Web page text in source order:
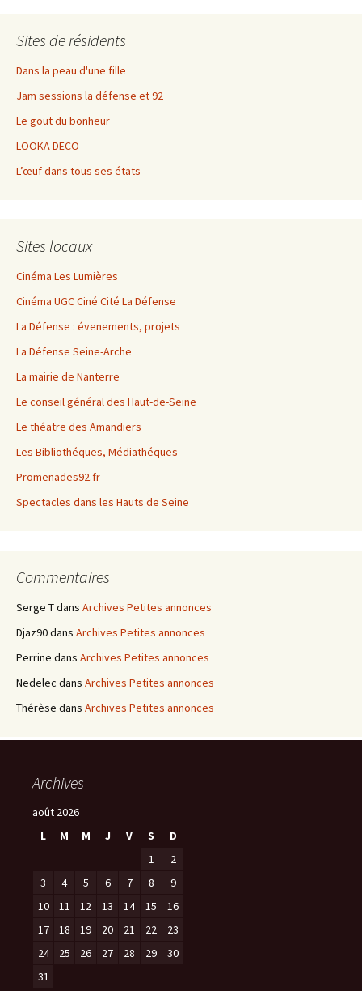
Sites de résidents
Dans la peau d'une fille
Jam sessions la défense et 92
Le gout du bonheur
LOOKA DECO
L’œuf dans tous ses états
Sites locaux
Cinéma Les Lumières
Cinéma UGC Ciné Cité La Défense
La Défense : évenements, projets
La Défense Seine-Arche
La mairie de Nanterre
Le conseil général des Haut-de-Seine
Le théatre des Amandiers
Les Bibliothéques, Médiathéques
Promenades92.fr
Spectacles dans les Hauts de Seine
Commentaires
Serge Tdans Archives Petites annonces
Djaz90dans Archives Petites annonces
Perrine dans Archives Petites annonces
Nedelec dans Archives Petites annonces
Thérèse dans Archives Petites annonces
Archives
août 2026
L
M M J V S
D
1
2
3
4 5 6 7 8
9
10
11 12 13 14 15
16
17
18 19 20 21 22
23
24
25 26 27 28 29
30
31